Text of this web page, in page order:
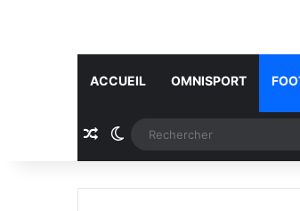
ACCUEIL OMNISPORT
Article Aléatoire
Switch skin